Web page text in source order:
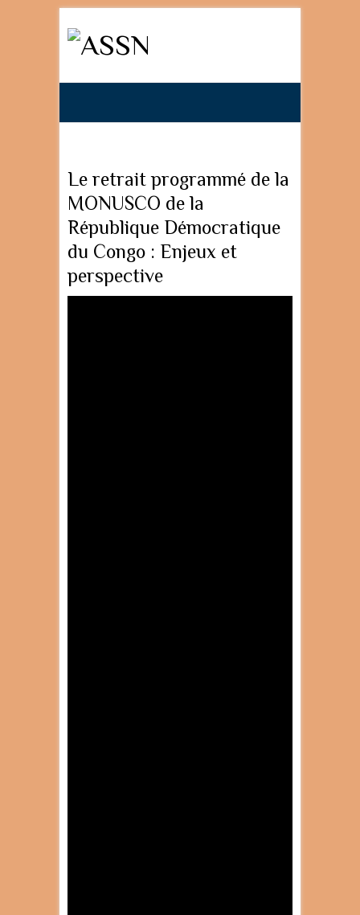
Le retrait programmé de la
MONUSCO de la
République Démocratique
du Congo : Enjeux et
perspective